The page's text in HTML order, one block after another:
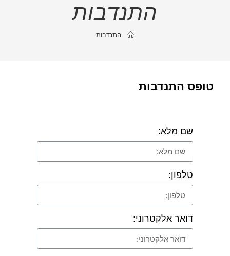
התנדבות
התנדבות
טופס התנדבות
שם מלא:
טלפון:
דואר אלקטרוני: